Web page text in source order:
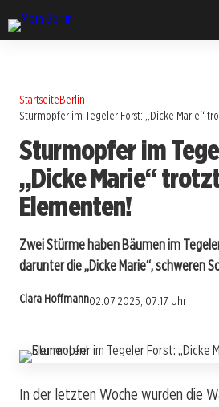
StartseiteBerlin
Sturmopfer im Tegeler Forst: „Dicke Marie“
Sturmopfer im
„Dicke Marie“
Elementen!
Zwei Stürme haben Bäumen im
darunter die „Dicke Marie“, schweren
Clara Hoffmann02.07.2025, 07:17 Uhr
In der letzten Woche wurden die